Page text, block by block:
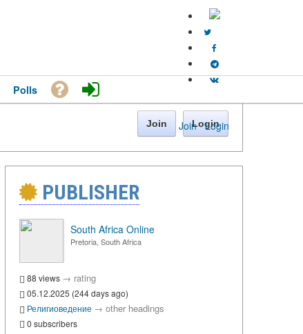
Join · Login
Polls
Join Login
PUBLISHER
South Africa Online
Pretoria, South Africa
88 views → rating
05.12.2025 (244 days ago)
Религиоведение → other headings
0 subscribers